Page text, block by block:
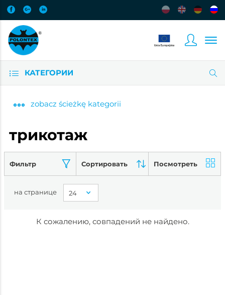
КАТЕГОРИИ
zobacz ścieżkę kategorii
трикотаж
Фильтр Сортировать Посмотреть
на странице
К сожалению, совпадений не найдено.